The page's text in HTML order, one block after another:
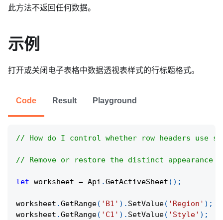
此方法不返回任何数据。
示例
打开或关闭电子表格中数据透视表样式的行标题格式。
Code Result Playground
// How do I control whether row headers
// Remove or restore the distinct
let worksheet = Api .GetActiveSheet ( ) ;
worksheet .GetRange( 'B1' ) . SetValue( 'Region' ) ;
worksheet .GetRange( 'C1' ) . SetValue( 'Style' ) ;